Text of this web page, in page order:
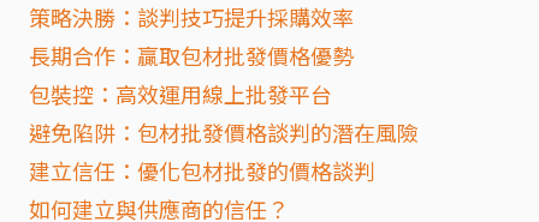
策略決勝：談判技巧提升採購效率
長期合作：贏取包材批發價格優勢
包裝控：高效運用線上批發平台
避免陷阱：包材批發價格談判的潛在風險
建立信任：優化包材批發的價格談判
如何建立與供應商的信任？